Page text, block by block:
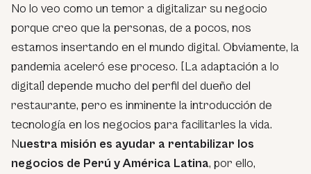
No lo veo como un temor a digitalizar su negocio
porque creo que la personas, de a pocos, nos
estamos insertando en el mundo digital. Obviamente, la
pandemia aceleró ese proceso. [La adaptación a lo
digital] depende mucho del perfil del dueño del
restaurante, pero es inminente la introducción de
tecnología en los negocios para facilitarles la vida.
Nuestra misión es ayudar a rentabilizar los
negocios de Perú y América Latina, por ello,